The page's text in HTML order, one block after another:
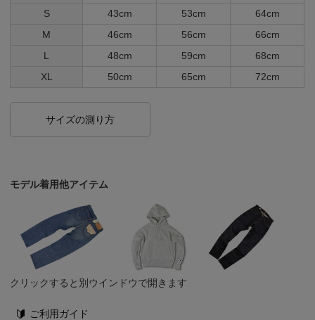
S 43cm 53cm
64cm
M
46cm 56cm
66cm
L
48cm 59cm
68cm
XL
50cm 65cm 72cm
サイズの測り方
モデル着用他アイテム
クリックすると別ウインドウで開きます
ご利用ガイド